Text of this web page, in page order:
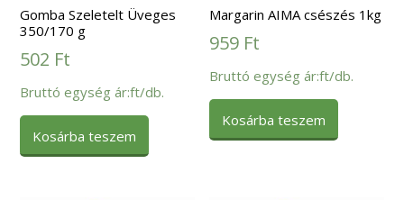
Gomba Szeletelt Üveges
350/170 g
502 Ft
Bruttó egység ár:ft/db.
Kosárba teszem
Margarin AIMA csészés 1kg
959 Ft
Bruttó egység ár:ft/db.
Kosárba teszem